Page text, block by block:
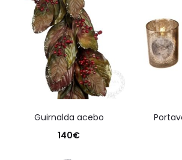
guirnalda acebo
140€